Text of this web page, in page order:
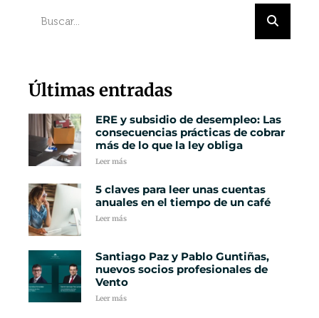
Últimas entradas
ERE y subsidio de desempleo: Las
consecuencias prácticas de cobrar
más de lo que la ley obliga
Leer más
5 claves para leer unas cuentas
anuales en el tiempo de un café
Leer más
Santiago Paz y Pablo Guntiñas,
nuevos socios profesionales de
Vento
Leer más